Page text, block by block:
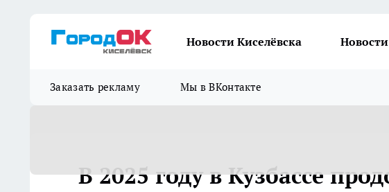
Новости Киселёвска
Заказать рекламу Мы в ВКонтакте
В 2025 году в Кузбассе